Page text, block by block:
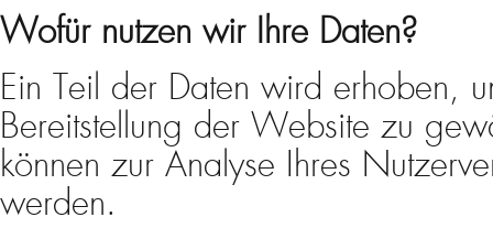
Wofür nutzen wir Ihre Daten?
Ein Teil der Daten wird erhoben,
Bereitstellung der Website zu
können zur Analyse Ihres
werden.